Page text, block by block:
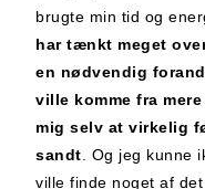
brugte min tid og
har tænkt meget
en nødvendig
ville komme fra
mig selv at virkelig
sandt. Og jeg kunne
ville finde noget af